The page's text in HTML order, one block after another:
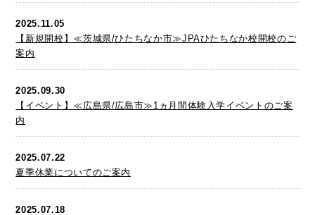
2025.11.05
【新規開校】≪茨城県/ひたちなか市≫JPAひたちなか校開校のご
案内
2025.09.30
【イベント】≪広島県/広島市≫1ヵ月間体験入学イベントのご案
内
2025.07.22
夏季休業についてのご案内
2025.07.18